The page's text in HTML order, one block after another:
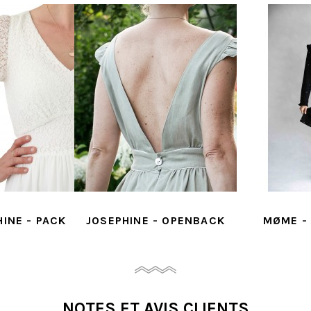
MØME - DRESSCOL
BIANCA